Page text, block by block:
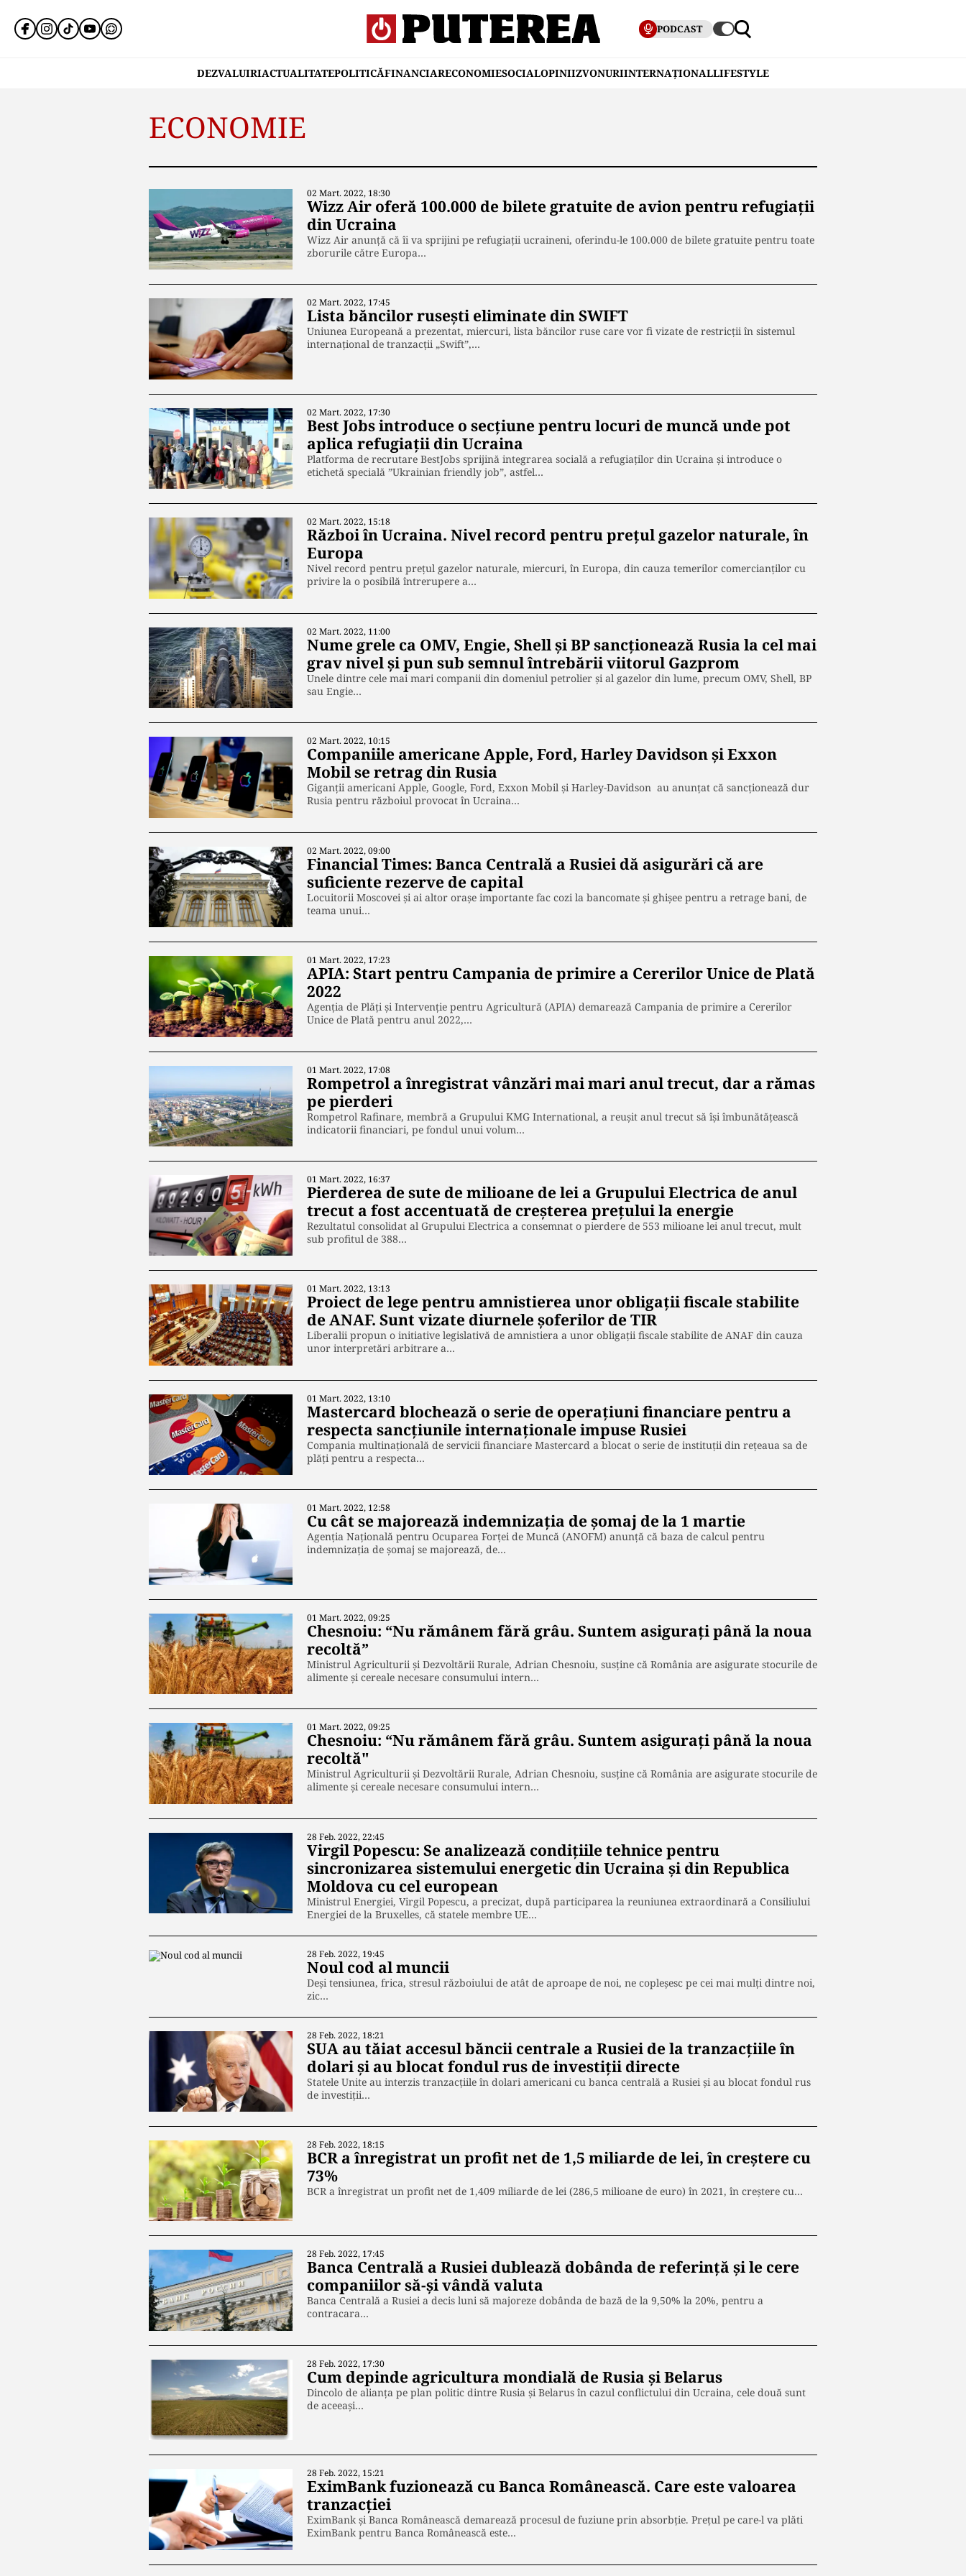
PODCAST
DEZVALUIRIACTUALITATEPOLITICĂFINANCIARECONOMIESOCIALOPINIIZVONURIINTERNAȚIONALLIFESTYLE
ECONOMIE
02 Mart. 2022, 18:30
Wizz Air oferă 100.000 de bilete gratuite de avion pentru refugiații
din Ucraina
Wizz Air anunţă că îi va sprijini pe refugiaţii ucraineni, oferindu-le 100.000 de bilete gratuite pentru toate
zborurile către Europa…
02 Mart. 2022, 17:45
Lista băncilor rusești eliminate din SWIFT
Uniunea Europeană a prezentat, miercuri, lista băncilor ruse care vor fi vizate de restricţii în sistemul
internaţional de tranzacţii „Swift”,…
02 Mart. 2022, 17:30
Best Jobs introduce o secțiune pentru locuri de muncă unde pot
aplica refugiaţii din Ucraina
Platforma de recrutare BestJobs sprijină integrarea socială a refugiaţilor din Ucraina şi introduce o
etichetă specială ”Ukrainian friendly job”, astfel…
02 Mart. 2022, 15:18
Război în Ucraina. Nivel record pentru preţul gazelor naturale, în
Europa
Nivel record pentru preţul gazelor naturale, miercuri, în Europa, din cauza temerilor comercianţilor cu
privire la o posibilă întrerupere a…
02 Mart. 2022, 11:00
Nume grele ca OMV, Engie, Shell și BP sancționează Rusia la cel mai
grav nivel și pun sub semnul întrebării viitorul Gazprom
Unele dintre cele mai mari companii din domeniul petrolier și al gazelor din lume, precum OMV, Shell, BP
sau Engie…
02 Mart. 2022, 10:15
Companiile americane Apple, Ford, Harley Davidson și Exxon
Mobil se retrag din Rusia
Giganții americani Apple, Google, Ford, Exxon Mobil și Harley-Davidson au anunțat că sancționează dur
Rusia pentru războiul provocat în Ucraina…
02 Mart. 2022, 09:00
Financial Times: Banca Centrală a Rusiei dă asigurări că are
suficiente rezerve de capital
Locuitorii Moscovei și ai altor orașe importante fac cozi la bancomate și ghișee pentru a retrage bani, de
teama unui…
01 Mart. 2022, 17:23
APIA: Start pentru Campania de primire a Cererilor Unice de Plată
2022
Agenţia de Plăţi şi Intervenţie pentru Agricultură (APIA) demarează Campania de primire a Cererilor
Unice de Plată pentru anul 2022,…
01 Mart. 2022, 17:08
Rompetrol a înregistrat vânzări mai mari anul trecut, dar a rămas
pe pierderi
Rompetrol Rafinare, membră a Grupului KMG International, a reușit anul trecut să își îmbunătățească
indicatorii financiari, pe fondul unui volum…
01 Mart. 2022, 16:37
Pierderea de sute de milioane de lei a Grupului Electrica de anul
trecut a fost accentuată de creșterea prețului la energie
Rezultatul consolidat al Grupului Electrica a consemnat o pierdere de 553 milioane lei anul trecut, mult
sub profitul de 388…
01 Mart. 2022, 13:13
Proiect de lege pentru amnistierea unor obligaţii fiscale stabilite
de ANAF. Sunt vizate diurnele șoferilor de TIR
Liberalii propun o initiative legislativă de amnistiera a unor obligaţii fiscale stabilite de ANAF din cauza
unor interpretări arbitrare a…
01 Mart. 2022, 13:10
Mastercard blochează o serie de operațiuni financiare pentru a
respecta sancțiunile internaționale impuse Rusiei
Compania multinaţională de servicii financiare Mastercard a blocat o serie de instituţii din reţeaua sa de
plăţi pentru a respecta…
01 Mart. 2022, 12:58
Cu cât se majorează indemnizaţia de şomaj de la 1 martie
Agenţia Naţională pentru Ocuparea Forţei de Muncă (ANOFM) anunță că baza de calcul pentru
indemnizaţia de şomaj se majorează, de…
01 Mart. 2022, 09:25
Chesnoiu: “Nu rămânem fără grâu. Suntem asiguraţi până la noua
recoltă”
Ministrul Agriculturii şi Dezvoltării Rurale, Adrian Chesnoiu, susține că România are asigurate stocurile de
alimente şi cereale necesare consumului intern…
01 Mart. 2022, 09:25
Chesnoiu: “Nu rămânem fără grâu. Suntem asiguraţi până la noua
recoltă"
Ministrul Agriculturii şi Dezvoltării Rurale, Adrian Chesnoiu, susține că România are asigurate stocurile de
alimente şi cereale necesare consumului intern…
28 Feb. 2022, 22:45
Virgil Popescu: Se analizează condiţiile tehnice pentru
sincronizarea sistemului energetic din Ucraina şi din Republica
Moldova cu cel european
Ministrul Energiei, Virgil Popescu, a precizat, după participarea la reuniunea extraordinară a Consiliului
Energiei de la Bruxelles, că statele membre UE…
28 Feb. 2022, 19:45
Noul cod al muncii
Deși tensiunea, frica, stresul războiului de atât de aproape de noi, ne copleșesc pe cei mai mulți dintre noi,
zic…
28 Feb. 2022, 18:21
SUA au tăiat accesul băncii centrale a Rusiei de la tranzacțiile în
dolari și au blocat fondul rus de investiții directe
Statele Unite au interzis tranzacțiile în dolari americani cu banca centrală a Rusiei și au blocat fondul rus
de investiții…
28 Feb. 2022, 18:15
BCR a înregistrat un profit net de 1,5 miliarde de lei, în creștere cu
73%
BCR a înregistrat un profit net de 1,409 miliarde de lei (286,5 milioane de euro) în 2021, în creştere cu…
28 Feb. 2022, 17:45
Banca Centrală a Rusiei dublează dobânda de referință și le cere
companiilor să-și vândă valuta
Banca Centrală a Rusiei a decis luni să majoreze dobânda de bază de la 9,50% la 20%, pentru a
contracara…
28 Feb. 2022, 17:30
Cum depinde agricultura mondială de Rusia și Belarus
Dincolo de alianța pe plan politic dintre Rusia și Belarus în cazul conflictului din Ucraina, cele două sunt
de aceeași…
28 Feb. 2022, 15:21
EximBank fuzionează cu Banca Românească. Care este valoarea
tranzacției
EximBank şi Banca Românească demarează procesul de fuziune prin absorbţie. Prețul pe care-l va plăti
EximBank pentru Banca Românească este…